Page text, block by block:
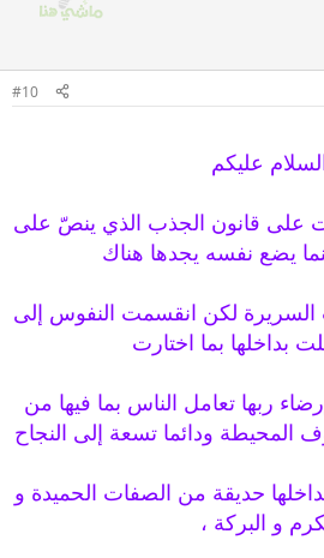
#10
عليكم
على قانون الجذب الذي ينصّ على
يضع نفسه يجدها هناك
لكن انقسمت النفوس إلى
بداخلها بما اختارت
ربها تعامل الناس بما فيها من
المحيطة ودائما تسعة إلى النجاح
حديقة من الصفات الحميدة و
و البركة ،